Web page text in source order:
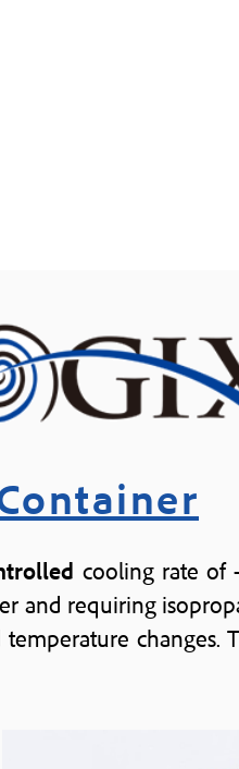
cooling rate of
and requiring
changes.